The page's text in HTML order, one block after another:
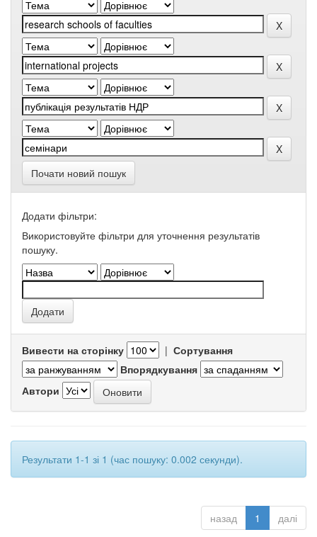
Почати новий пошук
Додати фільтри:
Використовуйте фільтри для уточнення результатів
пошуку.
Вивести на сторінку | Сортування
Впорядкування
Автори
Результати 1-1 зі 1 (час пошуку: 0.002 секунди).
назад 1 далі